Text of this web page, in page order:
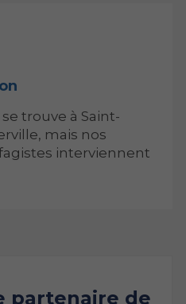
trouve à Saint-
mais nos
interviennent
partenaire de